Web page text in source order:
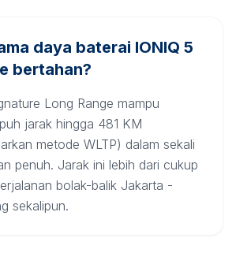
daya baterai IONIQ 5
bertahan?
Long Range mampu
jarak hingga 481 KM
metode WLTP) dalam sekali
penuh. Jarak ini lebih dari cukup
bolak-balik Jakarta -
sekalipun.